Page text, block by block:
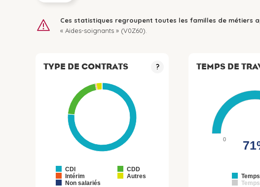
Ces statistiques regroupent toutes les familles de métiers
« Aides-soignants » (V0Z60).
TYPE DE CONTRATS ?
CDI
CDD
Intérim
Autres
Non salariés
TEMPS DE
0